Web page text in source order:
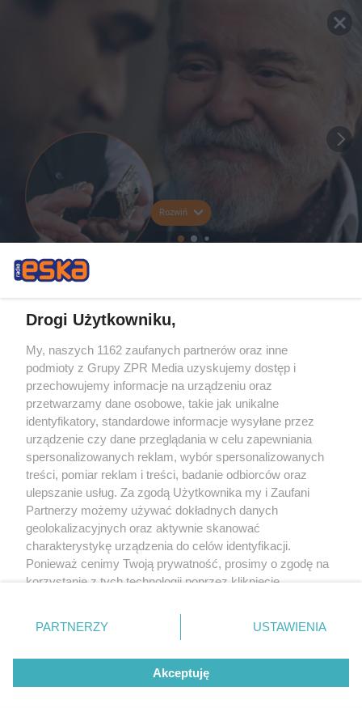
Rozwiń
Drogi Użytkowniku,
My, naszych 1162 zaufanych partnerów oraz inne
podmioty z Grupy ZPR Media uzyskujemy dostęp i
przechowujemy informacje na urządzeniu oraz
przetwarzamy dane osobowe, takie jak unikalne
identyfikatory, standardowe informacje wysyłane przez
urządzenie czy dane przeglądania w celu zapewniania
spersonalizowanych reklam, wybór spersonalizowanych
treści, pomiar reklam i treści, badanie odbiorców oraz
ulepszanie usług. Za zgodą Użytkownika my i Zaufani
Partnerzy możemy używać dokładnych danych
geolokalizacyjnych oraz aktywnie skanować
charakterystykę urządzenia do celów identyfikacji.
Ponieważ cenimy Twoją prywatność, prosimy o zgodę na
korzystanie z tych technologii poprzez kliknięcie
zmienić/wycofać klikając przycisk ustawień prywatności
znajdujący się w lewym dolnym rogu strony
rodzaje przetwarzania danych nie wymagają zgody
użytkownika, ale masz prawo sprzeciwić się takiemu
przetwarzaniu. Preferencje będą miały zastosowanie tylko
PARTNERZY USTAWIENIA
Akceptuję